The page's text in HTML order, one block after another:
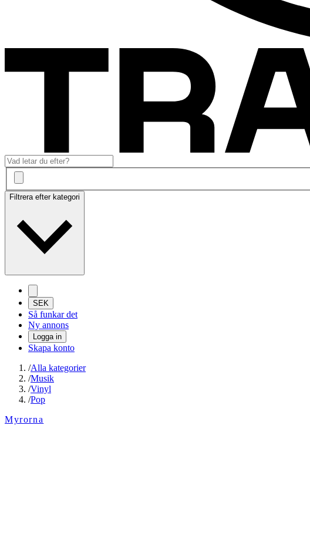
Filtrera efter kategori
SEK
Så funkar det
Ny annons
Logga in
Skapa konto
/Alla kategorier
/Musik
/Vinyl
/Pop
Myrorna